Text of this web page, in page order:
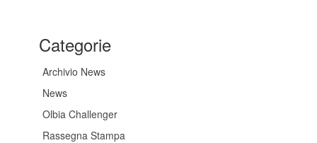
Categorie
Archivio News
News
Olbia Challenger
Rassegna Stampa